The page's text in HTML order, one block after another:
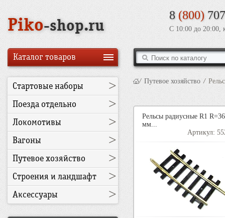
Piko-shop.ru
8 (800)
С 10:00 до 20:00,
Каталог товаров
Стартовые наборы >
Поезда отдельно >
Локомотивы >
Вагоны >
Путевое хозяйство >
Строения и ландшафт >
Аксессуары >
/ Путевое хозяйство /
Рельсы радиусные R1
мм...
Артикул: